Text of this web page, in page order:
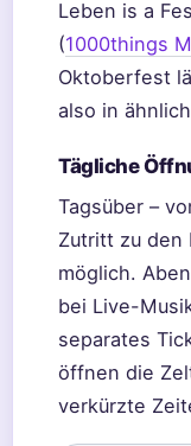
Leben is a
(1000things
Oktoberfest
also in
Tägliche
Tagsüber –
Zutritt zu den
möglich.
bei Live-
separates
öffnen die
verkürzte